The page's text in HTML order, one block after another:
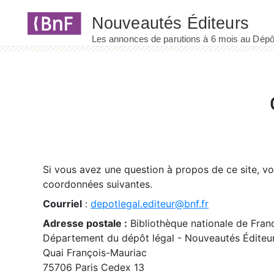
Si vous avez une question à propos de ce site,
coordonnées suivantes.
Courriel : depotlegal.editeur@bnf.fr
Adresse postale : Bibliothèque nationale de
Département du dépôt légal - Nouveautés
Quai François-Mauriac
75706 Paris Cedex 13